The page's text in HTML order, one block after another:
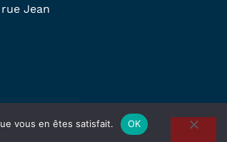
Jean
vous en êtes satisfait. OK